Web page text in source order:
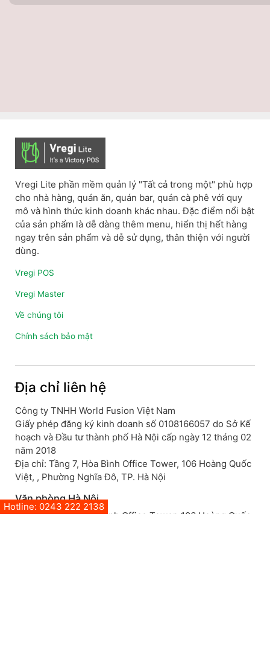
Hotline: 0243 222 2138
Vregi Lite phần mềm quản lý "Tất cả trong một" phù hợp
cho nhà hàng, quán ăn, quán bar, quán cà phê với quy
mô và hình thức kinh doanh khác nhau. Đặc điểm nổi bật
của sản phẩm là dễ dàng thêm menu, hiển thị hết hàng
ngay trên sản phẩm và dễ sử dụng, thân thiện với người
dùng.
Vregi POS
Vregi Master
Về chúng tôi
Chính sách bảo mật
Địa chỉ liên hệ
Công ty TNHH World Fusion Việt Nam
Giấy phép đăng ký kinh doanh số 0108166057 do Sở Kế
hoạch và Đầu tư thành phố Hà Nội cấp ngày 12 tháng 02
năm 2018
Địa chỉ: Tầng 7, Hòa Bình Office Tower, 106 Hoàng Quốc
Việt, , Phường Nghĩa Đô, TP. Hà Nội
Văn phòng Hà Nội
Hà Nội: Tầng 7, Hòa Bình Office Tower, 106 Hoàng Quốc